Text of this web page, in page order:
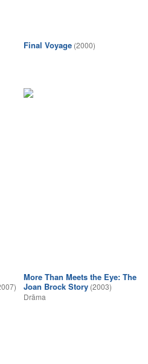
Final Voyage (2000)
More Than Meets the Eye: The
Joan Brock Story (2003)
Drāma